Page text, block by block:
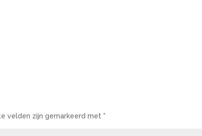
velden zijn gemarkeerd met *